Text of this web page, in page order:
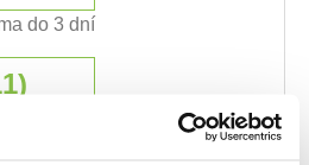
do 3 dní